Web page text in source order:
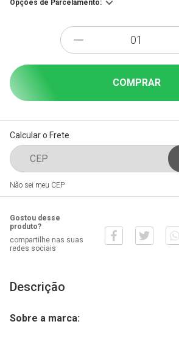
Opções de Parcelamento:
-
COMPRAR
Calcular o Frete
Não sei meu CEP
Gostou desse
produto?
compartilhe nas suas
redes sociais
Descrição
Sobre a marca: